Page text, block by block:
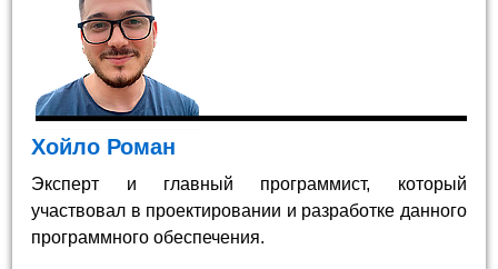
Хойло Роман
Эксперт и главный программист, который
участвовал в проектировании и разработке данного
программного обеспечения.